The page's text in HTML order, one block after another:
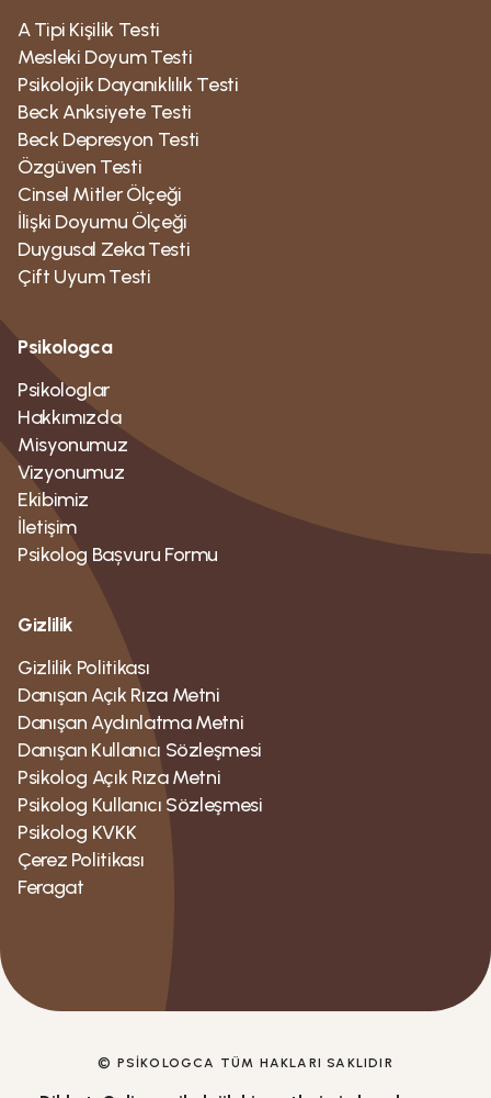
A Tipi Kişilik Testi
Mesleki Doyum Testi
Psikolojik Dayanıklılık Testi
Beck Anksiyete Testi
Beck Depresyon Testi
Özgüven Testi
Cinsel Mitler Ölçeği
İlişki Doyumu Ölçeği
Duygusal Zeka Testi
Çift Uyum Testi
Psikologca
Psikologlar
Hakkımızda
Misyonumuz
Vizyonumuz
Ekibimiz
İletişim
Psikolog Bașvuru Formu
Gizlilik
Gizlilik Politikası
Danışan Açık Rıza Metni
Danışan Aydınlatma Metni
Danışan Kullanıcı Sözleşmesi
Psikolog Açık Rıza Metni
Psikolog Kullanıcı Sözleşmesi
Psikolog KVKK
Çerez Politikası
Feragat
© PSIKOLOGCA TÜM HAKLARI SAKLIDIR